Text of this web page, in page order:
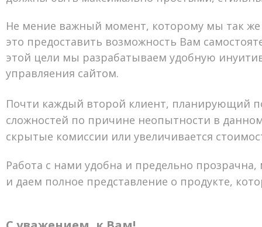
Не мение важный момент, которому мы так
это предоставить возможность Вам
этой цели мы разрабатываем удобную
управляения сайтом.
Почти каждый второй клиент, планирующий
сложностей по причине неопытности в
скрытые комиссии или увеличивается
Работа с нами удобна и предельно
и даем полное представление о продукте,